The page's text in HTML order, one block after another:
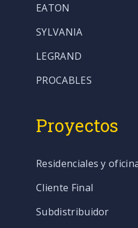
EATON
SYLVANIA
LEGRAND
PROCABLES
Proyectos
Residenciales y
Cliente Final
Subdistribuidor